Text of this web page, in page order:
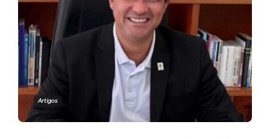
Artigos